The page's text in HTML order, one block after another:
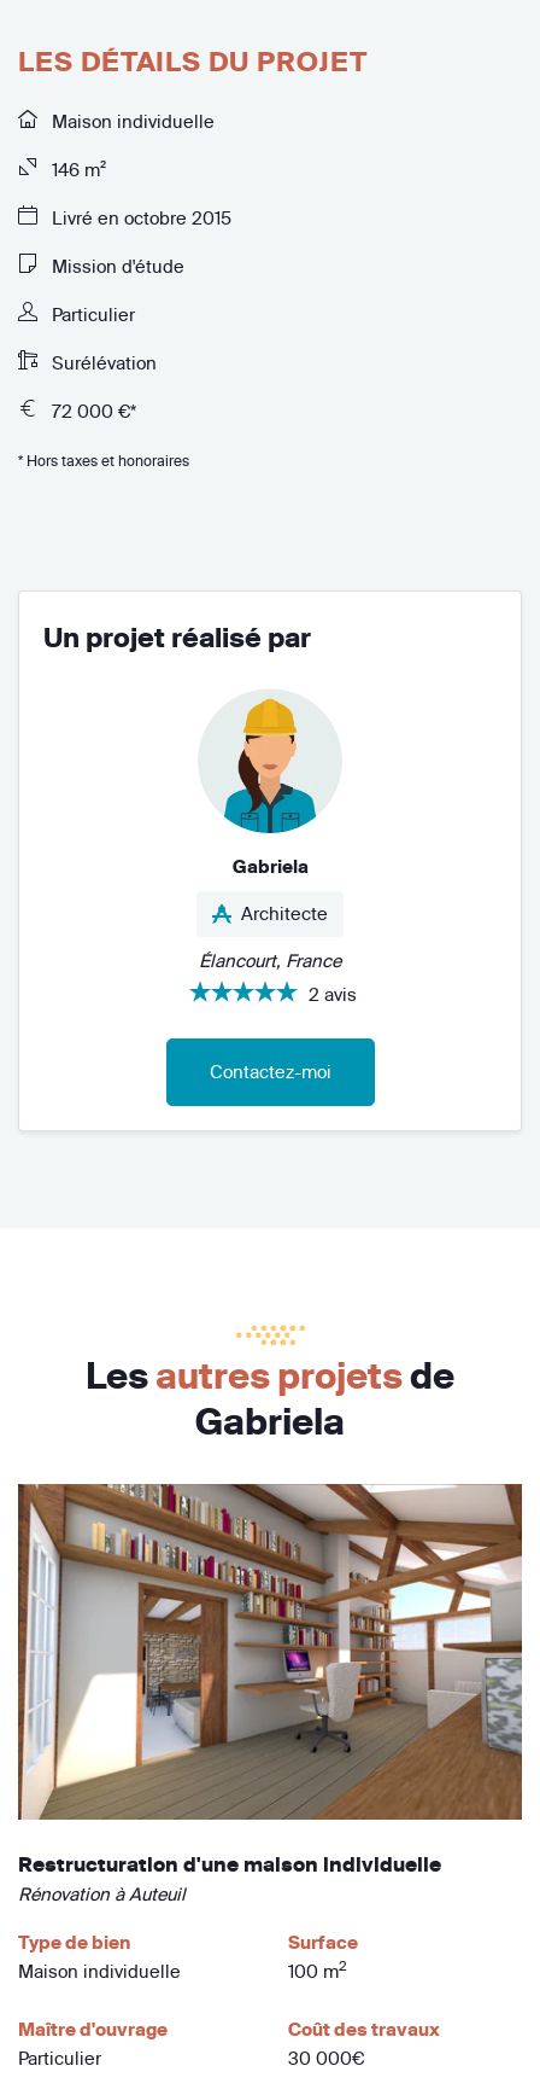
LES DÉTAILS DU PROJET
Maison individuelle
146 m²
Livré en octobre 2015
Mission d'étude
Particulier
Surélévation
72 000 €*
* Hors taxes et honoraires
Un projet réalisé par
Gabriela
Architecte
Élancourt, France
2 avis
Contactez-moi
Lesautres projetsde
Gabriela
Restructuration d'une maison individuelle
Rénovation à Auteuil
Type de bien
Maison individuelle
Surface
100 m2
Maître d'ouvrage
Particulier
Coût des travaux
30 000€